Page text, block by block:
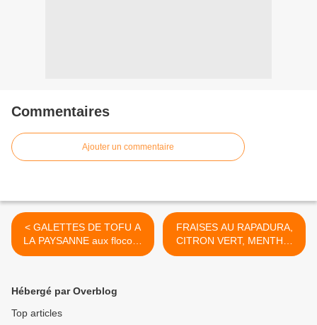
Commentaires
Ajouter un commentaire
< GALETTES DE TOFU A
LA PAYSANNE aux flocons
d’avoine et au comté
FRAISES AU RAPADURA,
CITRON VERT, MENTHE,
ET POIVRE DU MOULIN 5
Hébergé par Overblog
Top articles